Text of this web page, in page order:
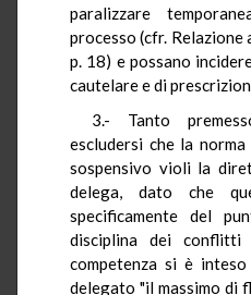
paralizzare
processo (cfr.
p. 18) e possano
cautelare e di
3.- Tanto
escludersi che la
sospensivo violi la
delega, dato che
specificamente del
disciplina dei
competenza si è
delegato "il massimo di